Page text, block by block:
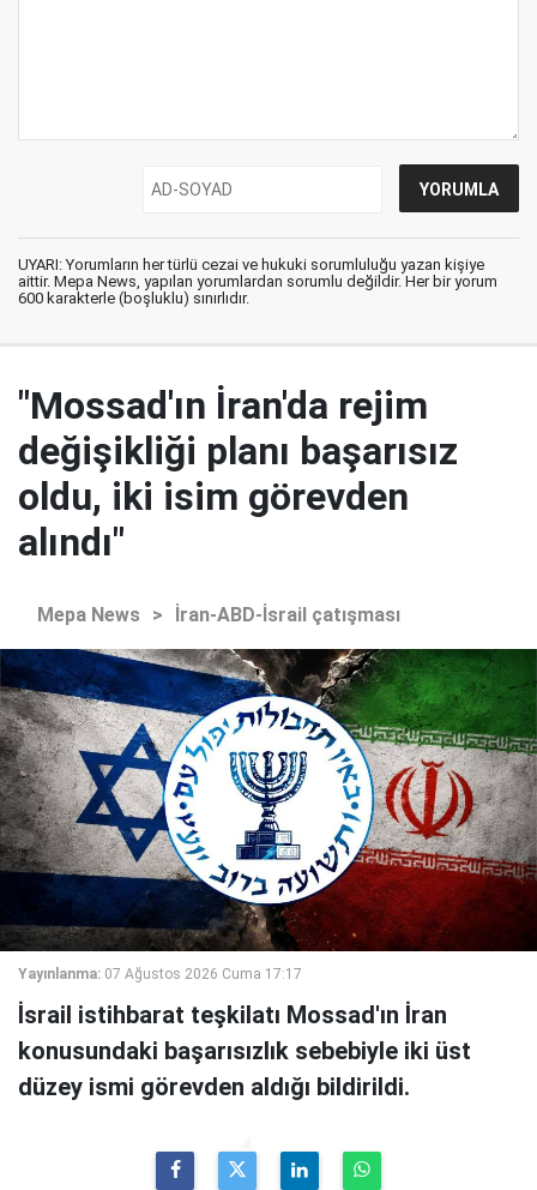
UYARI: Yorumların her türlü cezai ve hukuki sorumluluğu yazan kişiye
aittir. Mepa News, yapılan yorumlardan sorumlu değildir. Her bir yorum
600 karakterle (boşluklu) sınırlıdır.
"Mossad'ın İran'da rejim
değişikliği planı başarısız
oldu, iki isim görevden
alındı"
Mepa News > İran-ABD-İsrail çatışması
Yayınlanma: 07 Ağustos 2026 Cuma 17:17
İsrail istihbarat teşkilatı Mossad'ın İran
konusundaki başarısızlık sebebiyle iki üst
düzey ismi görevden aldığı bildirildi.